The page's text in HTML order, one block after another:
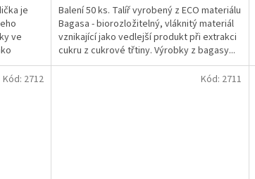
je
ve
Balení 50 ks. Talíř vyrobený z ECO materiálu
Bagasa - biorozložitelný, vláknitý materiál
vznikající jako vedlejší produkt při extrakci
cukru z cukrové třtiny. Výrobky z bagasy...
Kód: 2712 Kód: 2711